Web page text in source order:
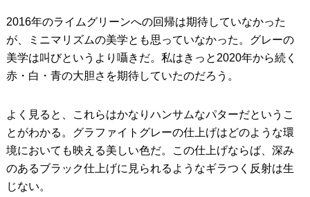
2016年のライムグリーンへの回帰は期待していなかった
が、ミニマリズムの美学とも思っていなかった。グレーの
美学は叫びというより囁きだ。私はきっと2020年から続く
赤・白・青の大胆さを期待していたのだろう。
よく見ると、これらはかなりハンサムなパターだというこ
とがわかる。グラファイトグレーの仕上げはどのような環
境においても映える美しい色だ。この仕上げならば、深み
のあるブラック仕上げに見られるようなギラつく反射は生
じない。